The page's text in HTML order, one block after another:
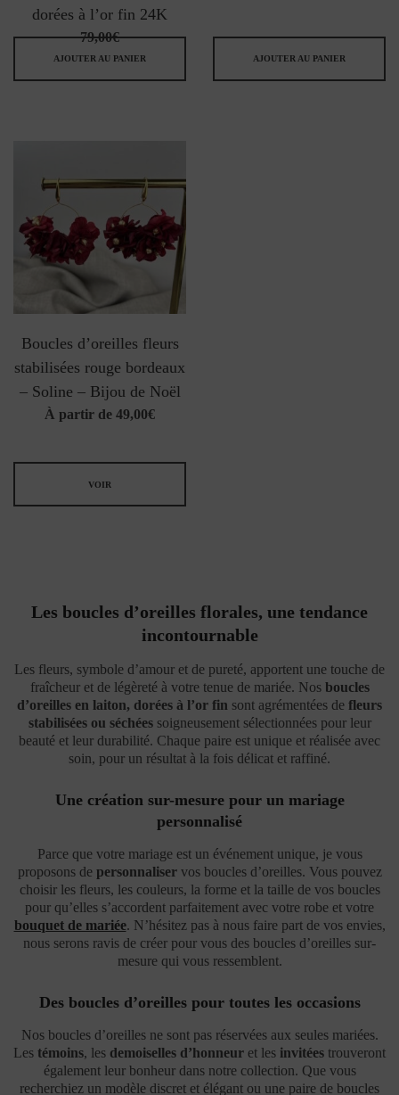
dorées à l’or fin 24K
79,00€
AJOUTER AU PANIER AJOUTER AU PANIER
Boucles d’oreilles fleurs
stabilisées rouge bordeaux
– Soline – Bijou de Noël
À partir de 49,00€
VOIR
Les boucles d’oreilles florales, une tendance
incontournable
Les fleurs, symbole d’amour et de pureté, apportent une touche de
fraîcheur et de légèreté à votre tenue de mariée. Nos boucles
d’oreilles en laiton, dorées à l’or fin sont agrémentées de fleurs
stabilisées ou séchéessoigneusement sélectionnées pour leur
beauté et leur durabilité. Chaque paire est unique et réalisée avec
soin, pour un résultat à la fois délicat et raffiné.
Une création sur-mesure pour un mariage
personnalisé
Parce que votre mariage est un événement unique, je vous
proposons de personnaliservos boucles d’oreilles. Vous pouvez
choisir les fleurs, les couleurs, la forme et la taille de vos boucles
pour qu’elles s’accordent parfaitement avec votre robe et votre
bouquet de mariée. N’hésitez pas à nous faire part de vos envies,
nous serons ravis de créer pour vous des boucles d’oreilles sur-
mesure qui vous ressemblent.
Des boucles d’oreilles pour toutes les occasions
Nos boucles d’oreilles ne sont pas réservées aux seules mariées.
Les témoins, les demoiselles d’honneur et les invitées trouveront
également leur bonheur dans notre collection. Que vous
recherchiez un modèle discret et élégant ou une paire de boucles